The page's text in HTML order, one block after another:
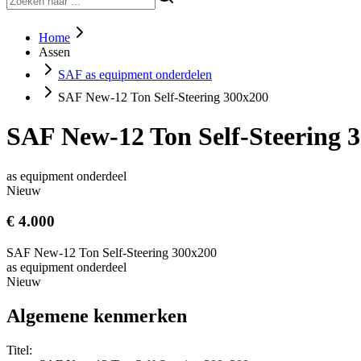
Home
Assen
SAF as equipment onderdelen
SAF New-12 Ton Self-Steering 300x200
SAF New-12 Ton Self-Steering
as equipment onderdeel
Nieuw
€ 4.000
SAF New-12 Ton Self-Steering 300x200
as equipment onderdeel
Nieuw
Algemene kenmerken
Titel: